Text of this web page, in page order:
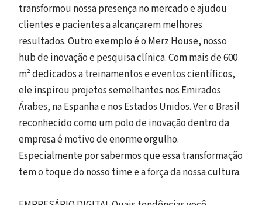
transformou nossa presença no mercado e ajudou
clientes e pacientes a alcançarem melhores
resultados. Outro exemplo é o Merz House, nosso
hub de inovação e pesquisa clínica. Com mais de 600
m² dedicados a treinamentos e eventos científicos,
ele inspirou projetos semelhantes nos Emirados
Árabes, na Espanha e nos Estados Unidos. Ver o Brasil
reconhecido como um polo de inovação dentro da
empresa é motivo de enorme orgulho.
Especialmente por sabermos que essa transformação
tem o toque do nosso time e a força da nossa cultura.